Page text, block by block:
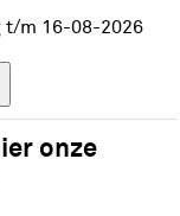
t/m 16-08-2026
onze